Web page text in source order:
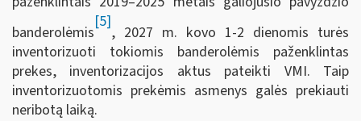
banderolėmis
[5]
, 2027 m. kovo 1-2 dienomis turės
inventorizuoti tokiomis banderolėmis paženklintas
prekes, inventorizacijos aktus pateikti VMI. Taip
inventorizuotomis prekėmis asmenys galės prekiauti
neribotą laiką.